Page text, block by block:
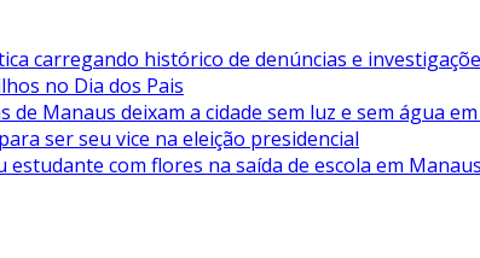
carregando histórico de denúncias e
no Dia dos Pais
de Manaus deixam a cidade sem luz e sem água
ser seu vice na eleição presidencial
com flores na saída de escola em Manaus